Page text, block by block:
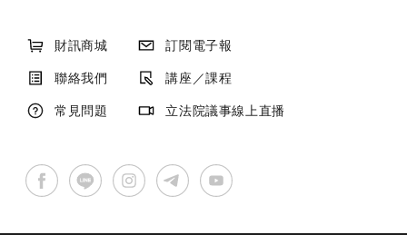
財訊商城
訂閱電子報
聯絡我們
講座／課程
常見問題
立法院議事線上直播